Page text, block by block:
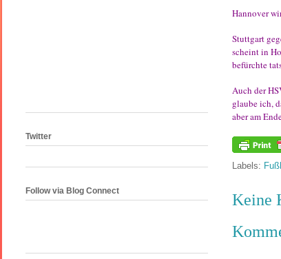
Hannover
Stuttgart
scheint in
befürchte
Auch der
glaube ich,
aber am
Labels:
Keine
Twitter
Follow via Blog Connect